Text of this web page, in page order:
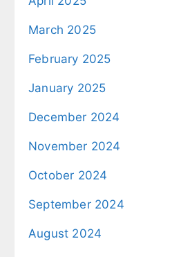
March 2025
February 2025
January 2025
December 2024
November 2024
October 2024
September 2024
August 2024